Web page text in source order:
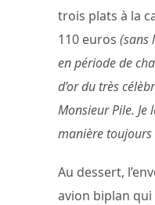
trois plats à la
110 euros (sans
en période de
d’or du très
Monsieur Pile. Je
manière toujours
Au dessert,
avion biplan